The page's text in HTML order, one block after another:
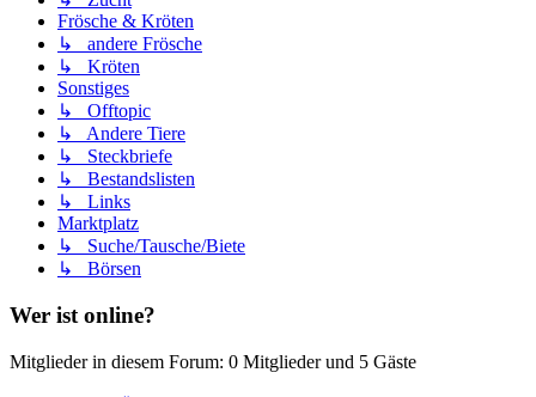
Frösche & Kröten
↳ andere Frösche
↳ Kröten
Sonstiges
↳ Offtopic
↳ Andere Tiere
↳ Steckbriefe
↳ Bestandslisten
↳ Links
Marktplatz
↳ Suche/Tausche/Biete
↳ Börsen
Wer ist online?
Mitglieder in diesem Forum: 0 Mitglieder und 5 Gäste